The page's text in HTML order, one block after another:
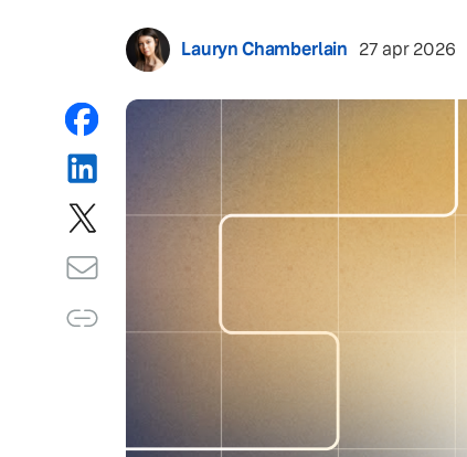
Lauryn Chamberlain 27 apr 2026